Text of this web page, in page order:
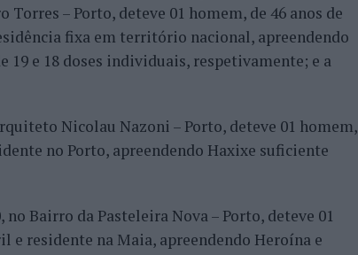
– Porto, deteve 01 homem, de 46 anos de
fixa em território nacional, apreendendo
19 e 18 doses individuais, respetivamente; e a
Nicolau Nazoni – Porto, deteve 01 homem,
no Porto, apreendendo Haxixe suficiente
Bairro da Pasteleira Nova – Porto, deteve 01
e residente na Maia, apreendendo Heroína e